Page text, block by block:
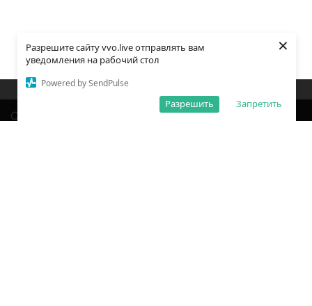
Разрешите сайту vvo.live отправлять вам
уведомления на рабочий стол
Powered by SendPulse
Запретить
Разрешить
×
Закладки Поиск Открыть меню
О редакции
Обработка персональных данных